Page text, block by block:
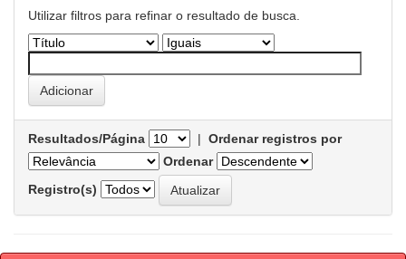
Utilizar filtros para refinar o resultado de busca.
Resultados/Página | Ordenar registros por
Ordenar
Registro(s)